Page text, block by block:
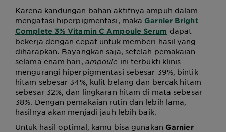
Karena kandungan bahan aktifnya ampuh dalam
mengatasi hiperpigmentasi, maka Garnier Bright
Complete 3% Vitamin C Ampoule Serum dapat
bekerja dengan cepat untuk memberi hasil yang
diharapkan. Bayangkan saja, setelah pemakaian
selama enam hari, ampoule ini terbukti klinis
mengurangi hiperpigmentasi sebesar 39%, bintik
hitam sebesar 34%, kulit belang dan bercak hitam
sebesar 32%, dan lingkaran hitam di mata sebesar
38%. Dengan pemakaian rutin dan lebih lama,
hasilnya akan menjadi jauh lebih baik.
Untuk hasil optimal, kamu bisa gunakan Garnier